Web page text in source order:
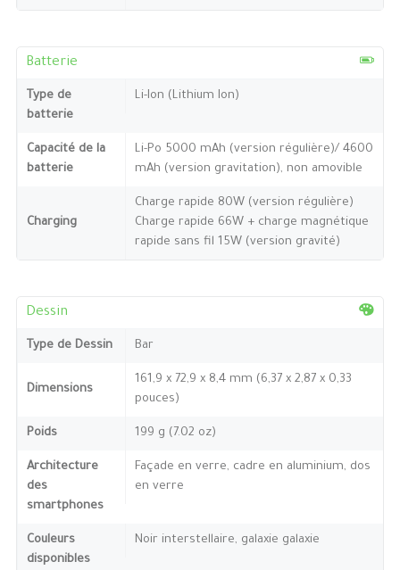
Batterie
Type de
batterie
Li-Ion (Lithium Ion)
Capacité de la
batterie
Li-Po 5000 mAh (version régulière)/ 4600
mAh (version gravitation), non amovible
Charging
Charge rapide 80W (version régulière)
Charge rapide 66W + charge magnétique
rapide sans fil 15W (version gravité)
Dessin
Type de Dessin Bar
Dimensions
161,9 x 72,9 x 8,4 mm (6,37 x 2,87 x 0,33
pouces)
Poids 199 g (7.02 oz)
Architecture
des
smartphones
Façade en verre, cadre en aluminium, dos
en verre
Couleurs
disponibles
Noir interstellaire, galaxie galaxie